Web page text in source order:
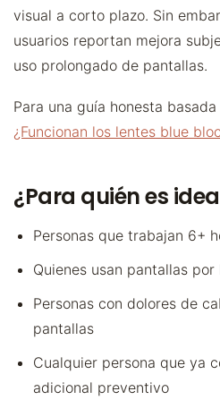
visual a corto plazo. Sin
usuarios reportan mejora
uso prolongado de pantallas.
Para una guía honesta
¿Funcionan los lentes blue
¿Para quién es
Personas que trabajan 6+
Quienes usan pantallas por
Personas con dolores de
pantallas
Cualquier persona que ya
adicional preventivo